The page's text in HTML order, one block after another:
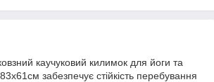
каучуковий килимок для йоги та
забезпечує стійкість перебування